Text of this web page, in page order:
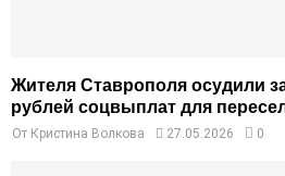
Жителя Ставрополя осудили
рублей соцвыплат для
От Кристина Волкова 27.05.2026 0